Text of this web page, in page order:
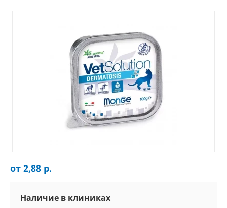
от 2,88 р.
Наличие в клиниках